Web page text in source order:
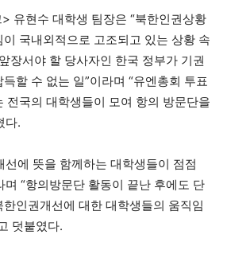
유현수 대학생 팀장은 “북한인권상황
국내외적으로 고조되고 있는 상황 속
장서야 할 당사자인 한국 정부가 기권
할 수 없는 일”이라며 “유엔총회 투표
전국의 대학생들이 모여 항의 방문단을
다.
선에 뜻을 함께하는 대학생들이 점점
며 “항의방문단 활동이 끝난 후에도 단
인권개선에 대한 대학생들의 움직임
덧붙였다.